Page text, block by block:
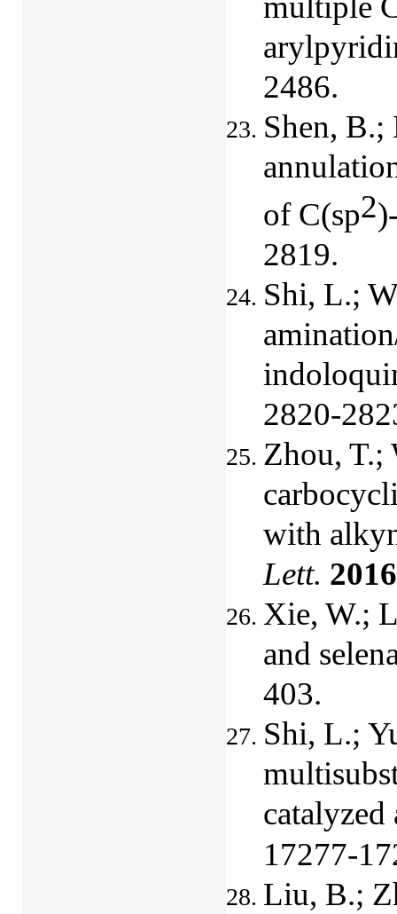
2486.
Shen,
of C(sp2
2819.
Shi, L.;
2820-
Zhou, T.;
with
Lett. 2016
Xie, W.;
and
403.
Shi, L.;
17277-
Liu, B.;